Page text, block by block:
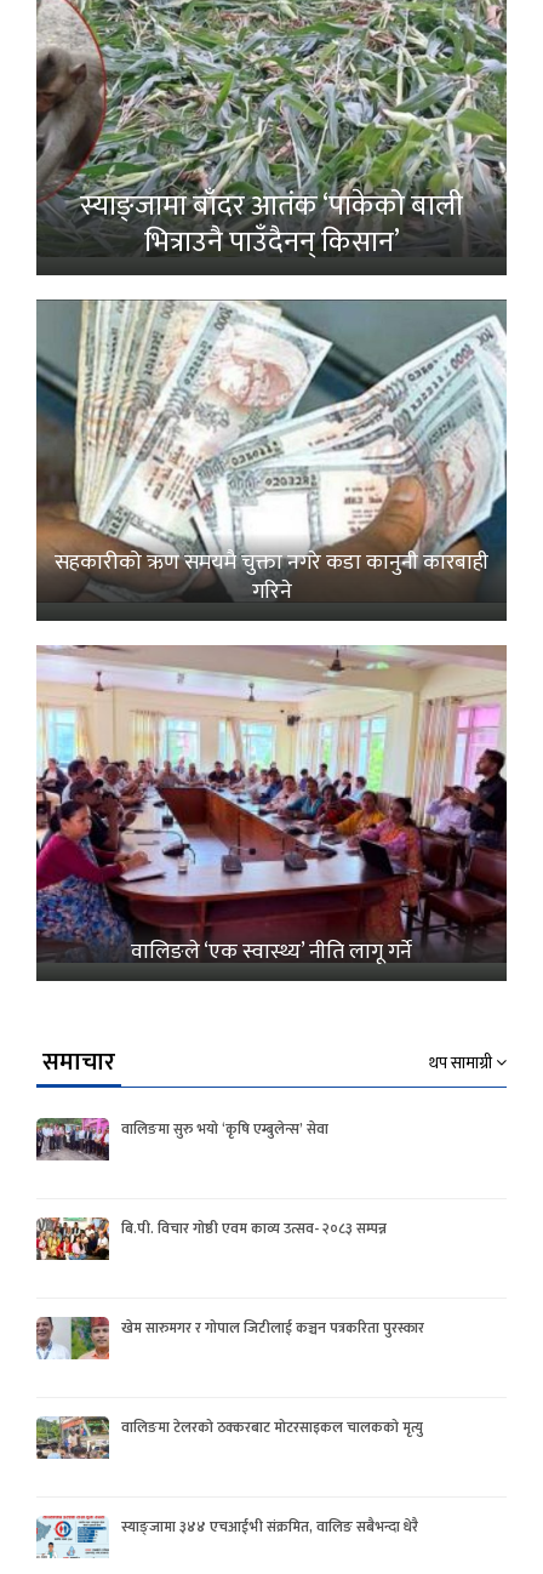
स्याङ्जामा बाँदर आतंक ‘पाकेको बाली
भित्राउनै पाउँदैनन् किसान’
सहकारीको ऋण समयमै चुक्ता नगरे कडा कानुनी कारबाही
गरिने
वालिङले ‘एक स्वास्थ्य’ नीति लागू गर्ने
समाचार थप सामाग्री
वालिङमा सुरु भयो ‘कृषि एम्बुलेन्स’ सेवा
बि.पी. विचार गोष्ठी एवम काव्य उत्सव- २०८३ सम्पन्न
खेम सारुमगर र गोपाल जिटीलाई कञ्चन पत्रकरिता पुरस्कार
वालिङमा टेलरको ठक्करबाट मोटरसाइकल चालकको मृत्यु
स्याङ्जामा ३४४ एचआईभी संक्रमित, वालिङ सबैभन्दा धेरै